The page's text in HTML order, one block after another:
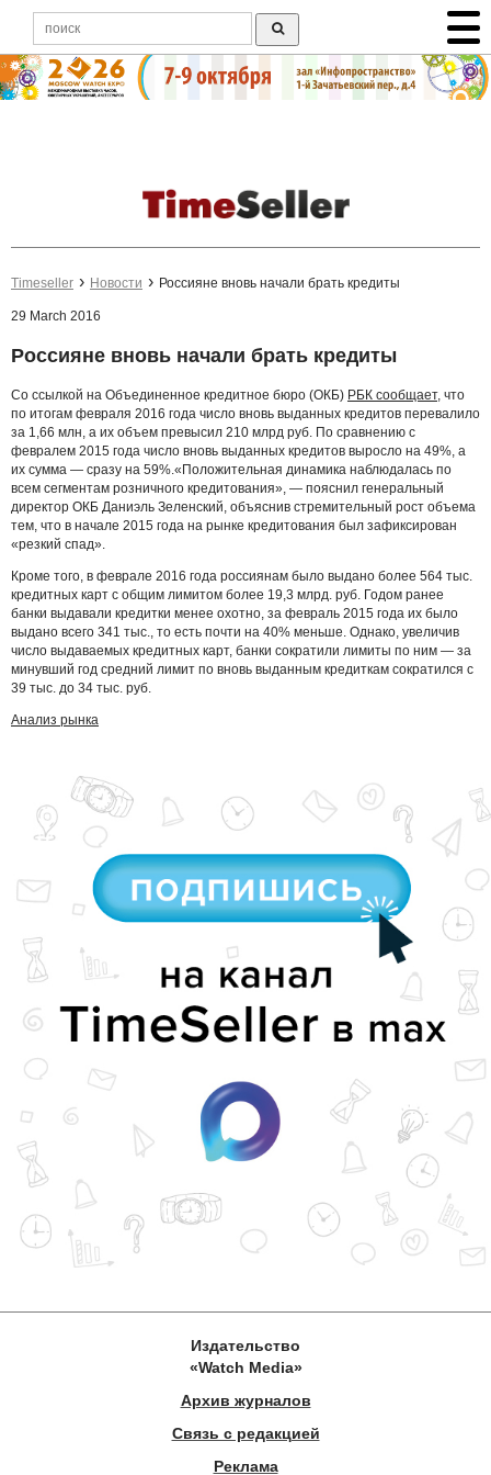
Timeseller Новости Россияне вновь начали брать кредиты
29 March 2016
Россияне вновь начали брать кредиты
Со ссылкой на Объединенное кредитное бюро (ОКБ) РБК сообщает, что
по итогам февраля 2016 года число вновь выданных кредитов перевалило
за 1,66 млн, а их объем превысил 210 млрд руб. По сравнению с
февралем 2015 года число вновь выданных кредитов выросло на 49%, а
их сумма — сразу на 59%.«Положительная динамика наблюдалась по
всем сегментам розничного кредитования», — пояснил генеральный
директор ОКБ Даниэль Зеленский, объяснив стремительный рост объема
тем, что в начале 2015 года на рынке кредитования был зафиксирован
«резкий спад».
Кроме того, в феврале 2016 года россиянам было выдано более 564 тыс.
кредитных карт с общим лимитом более 19,3 млрд. руб. Годом ранее
банки выдавали кредитки менее охотно, за февраль 2015 года их было
выдано всего 341 тыс., то есть почти на 40% меньше. Однако, увеличив
число выдаваемых кредитных карт, банки сократили лимиты по ним — за
минувший год средний лимит по вновь выданным кредиткам сократился с
39 тыс. до 34 тыс. руб.
Анализ рынка
Издательство
«Watch Media»
Архив журналов
Связь с редакцией
Реклама